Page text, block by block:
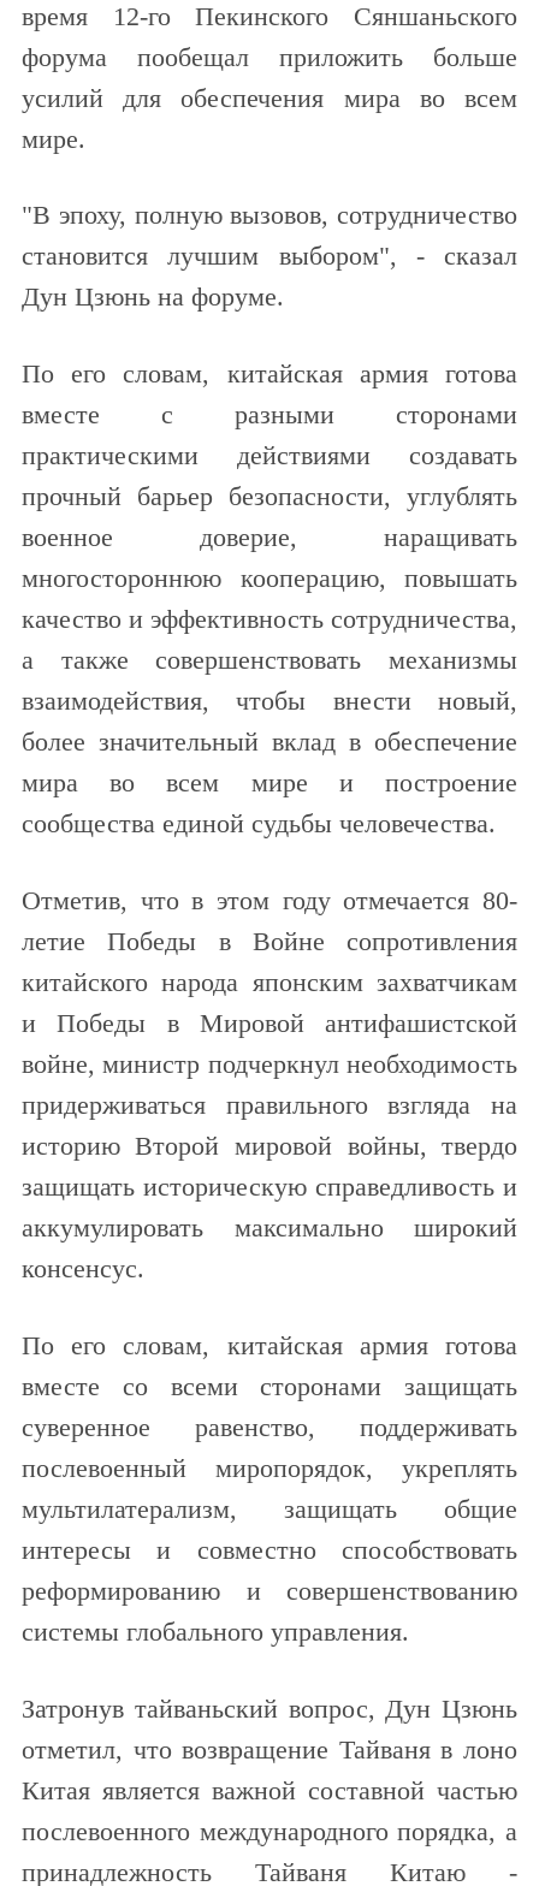
время 12-го Пекинского Сяншаньского
форума пообещал приложить больше
усилий для обеспечения мира во всем
мире.
"В эпоху, полную вызовов, сотрудничество
становится лучшим выбором", - сказал
Дун Цзюнь на форуме.
По его словам, китайская армия готова
вместе с разными сторонами
практическими действиями создавать
прочный барьер безопасности, углублять
военное доверие, наращивать
многостороннюю кооперацию, повышать
качество и эффективность сотрудничества,
а также совершенствовать механизмы
взаимодействия, чтобы внести новый,
более значительный вклад в обеспечение
мира во всем мире и построение
сообщества единой судьбы человечества.
Отметив, что в этом году отмечается 80-
летие Победы в Войне сопротивления
китайского народа японским захватчикам
и Победы в Мировой антифашистской
войне, министр подчеркнул необходимость
придерживаться правильного взгляда на
историю Второй мировой войны, твердо
защищать историческую справедливость и
аккумулировать максимально широкий
консенсус.
По его словам, китайская армия готова
вместе со всеми сторонами защищать
суверенное равенство, поддерживать
послевоенный миропорядок, укреплять
мультилатерализм, защищать общие
интересы и совместно способствовать
реформированию и совершенствованию
системы глобального управления.
Затронув тайваньский вопрос, Дун Цзюнь
отметил, что возвращение Тайваня в лоно
Китая является важной составной частью
послевоенного международного порядка, а
принадлежность Тайваня Китаю -